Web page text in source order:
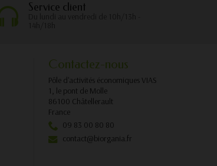
Service client
Contactez-nous
Pôle d'activités économiques VIAS
1, le pont de Molle
86100 Châtellerault
France
09 83 00 80 80
contact@biorgania.fr